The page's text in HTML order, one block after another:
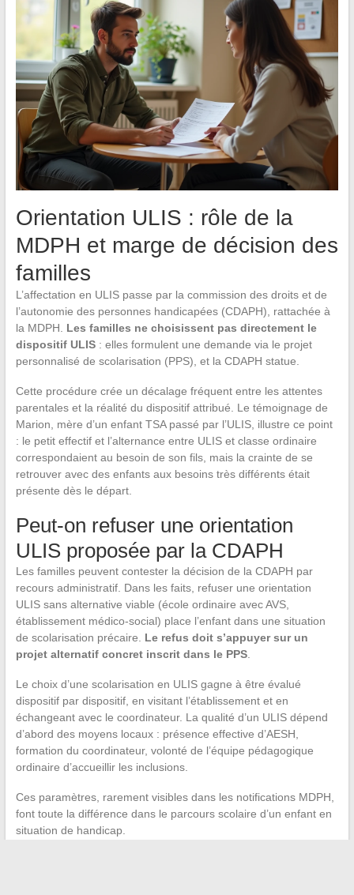
Orientation ULIS : rôle de la
MDPH et marge de décision des
familles
L’affectation en ULIS passe par la commission des droits et de
l’autonomie des personnes handicapées (CDAPH), rattachée à
la MDPH. Les familles ne choisissent pas directement le
dispositif ULIS: elles formulent une demande via le projet
personnalisé de scolarisation (PPS), et la CDAPH statue.
Cette procédure crée un décalage fréquent entre les attentes
parentales et la réalité du dispositif attribué. Le témoignage de
Marion, mère d’un enfant TSA passé par l’ULIS, illustre ce point
: le petit effectif et l’alternance entre ULIS et classe ordinaire
correspondaient au besoin de son fils, mais la crainte de se
retrouver avec des enfants aux besoins très différents était
présente dès le départ.
Peut-on refuser une orientation
ULIS proposée par la CDAPH
Les familles peuvent contester la décision de la CDAPH par
recours administratif. Dans les faits, refuser une orientation
ULIS sans alternative viable (école ordinaire avec AVS,
établissement médico-social) place l’enfant dans une situation
de scolarisation précaire. Le refus doit s’appuyer sur un
projet alternatif concret inscrit dans le PPS.
Le choix d’une scolarisation en ULIS gagne à être évalué
dispositif par dispositif, en visitant l’établissement et en
échangeant avec le coordinateur. La qualité d’un ULIS dépend
d’abord des moyens locaux : présence effective d’AESH,
formation du coordinateur, volonté de l’équipe pédagogique
ordinaire d’accueillir les inclusions.
Ces paramètres, rarement visibles dans les notifications MDPH,
font toute la différence dans le parcours scolaire d’un enfant en
situation de handicap.